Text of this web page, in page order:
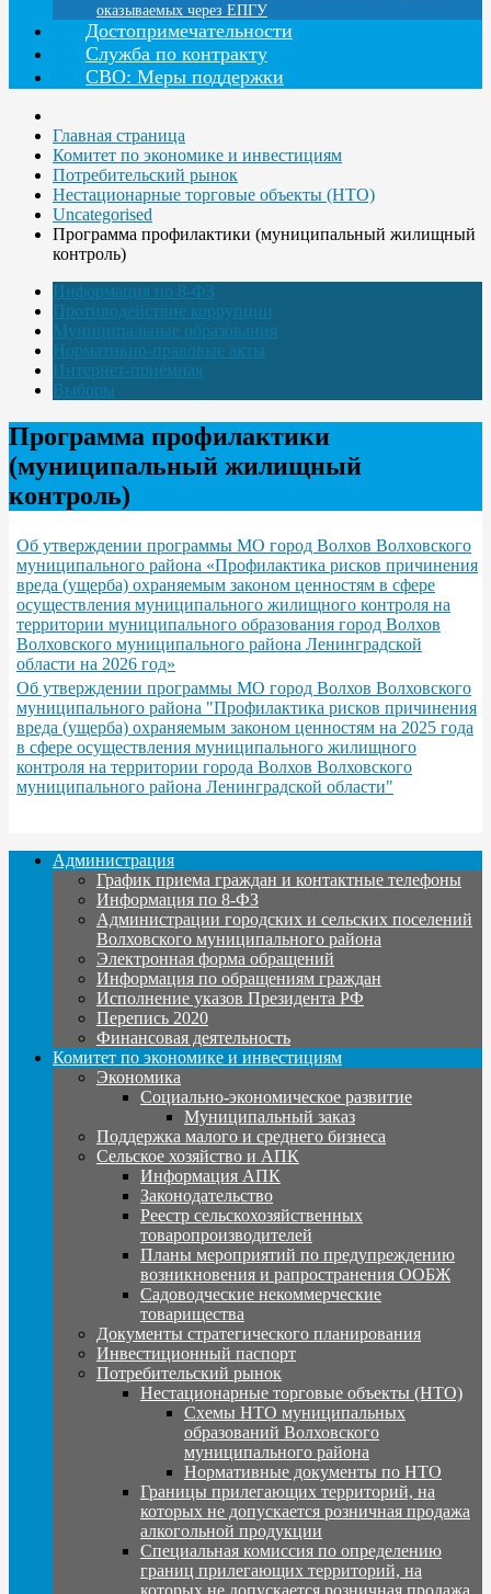
оказываемых через ЕПГУ
Достопримечательности
Служба по контракту
СВО: Меры поддержки
Главная страница
Комитет по экономике и инвестициям
Потребительский рынок
Нестационарные торговые объекты (НТО)
Uncategorised
Программа профилактики (муниципальный жилищный
контроль)
Информация по 8-ФЗ
Противодействие коррупции
Муниципальные образования
Нормативно-правовые акты
Интернет-приёмная
Выборы
Программа профилактики
(муниципальный жилищный
контроль)
Об утверждении программы МО город Волхов Волховского
муниципального района «Профилактика рисков причинения
вреда (ущерба) охраняемым законом ценностям в сфере
осуществления муниципального жилищного контроля на
территории муниципального образования город Волхов
Волховского муниципального района Ленинградской
области на 2026 год»
Об утверждении программы МО город Волхов Волховского
муниципального района "Профилактика рисков причинения
вреда (ущерба) охраняемым законом ценностям на 2025 года
в сфере осуществления муниципального жилищного
контроля на территории города Волхов Волховского
муниципального района Ленинградской области"
Администрация
График приема граждан и контактные телефоны
Информация по 8-ФЗ
Администрации городских и сельских поселений
Волховского муниципального района
Электронная форма обращений
Информация по обращениям граждан
Исполнение указов Президента РФ
Перепись 2020
Финансовая деятельность
Комитет по экономике и инвестициям
Экономика
Социально-экономическое развитие
Муниципальный заказ
Поддержка малого и среднего бизнеса
Сельское хозяйство и АПК
Информация АПК
Законодательство
Реестр сельскохозяйственных
товаропроизводителей
Планы мероприятий по предупреждению
возникновения и рапространения ООБЖ
Садоводческие некоммерческие
товарищества
Документы стратегического планирования
Инвестиционный паспорт
Потребительский рынок
Нестационарные торговые объекты (НТО)
Схемы НТО муниципальных
образований Волховского
муниципального района
Нормативные документы по НТО
Границы прилегающих территорий, на
которых не допускается розничная продажа
алкогольной продукции
Специальная комиссия по определению
границ прилегающих территорий, на
которых не допускается розничная продажа